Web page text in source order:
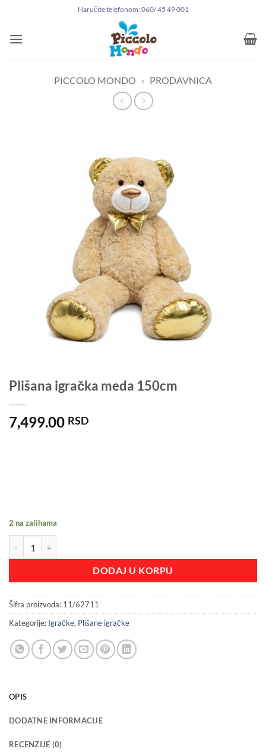
sadržaj
Naručite telefonom: 060/ 45 49 001
PICCOLO MONDO » PRODAVNICA
Plišana igračka meda 150cm
7,499.00 RSD
2 na zalihama
DODAJ U KORPU
Šifra proizvoda: 11/62711
Kategorije: Igračke, Plišane igračke
OPIS
DODATNE INFORMACIJE
RECENZIJE (0)